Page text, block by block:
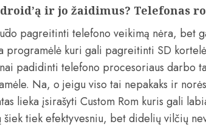
ir jo žaidimus? Telefonas
pagreitinti telefono veikimą nėra, bet
programėlė kuri gali pagreitinti SD
padidinti telefono procesoriaus darbo
Na, o jeigu viso tai nepakaks ir
lieka įsirašyti Custom Rom kuris gali
tiek efektyvesniu, bet didelių vilčių